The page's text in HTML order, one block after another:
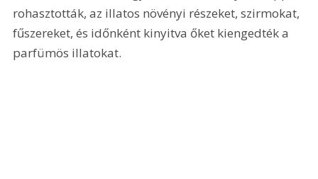
rohasztották, az illatos növényi részeket, szirmokat,
fűszereket, és időnként kinyitva őket kiengedték a
parfümös illatokat.